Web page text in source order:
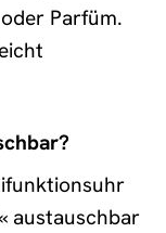
Parfüm.
austauschbar